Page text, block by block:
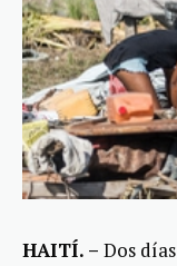
HAITÍ. – Dos